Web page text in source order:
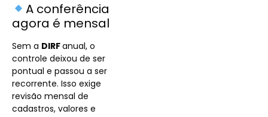
A conferência
agora é mensal
Sem a DIRFanual, o
controle deixou de ser
pontual e passou a ser
recorrente. Isso exige
revisão mensal de
cadastros, valores e